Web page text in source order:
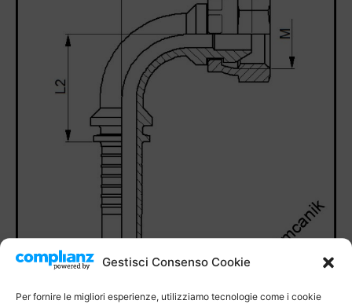
Gestisci Consenso Cookie
Per fornire le migliori esperienze, utilizziamo tecnologie come i cookie